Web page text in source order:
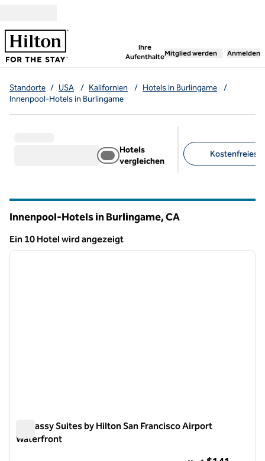
Ihre
Aufenthalte
,öffnet neue
Mitglied werden Anmelden
Standorte / USA / Kalifornien / Hotels in Burlingame
/
Innenpool-Hotels in Burlingame
Hotels
vergleichen
Kostenfreies
Innenpool-Hotels in Burlingame,CA
Ein 10 Hotel wird angezeigt
Ein 10 Hotel wird angezeigt
1 von 12
Embassy Suites by Hilton San Francisco Airport
Waterfront